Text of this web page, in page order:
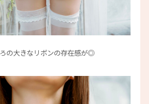
の大きなリボンの存在感が◎